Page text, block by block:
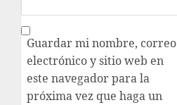
Guardar mi nombre, correo
electrónico y sitio web en
este navegador para la
próxima vez que haga un